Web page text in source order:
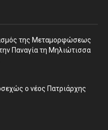
της Μεταμορφώσεως
Παναγία τη Μηλιώτισσα
ο νέος Πατριάρχης